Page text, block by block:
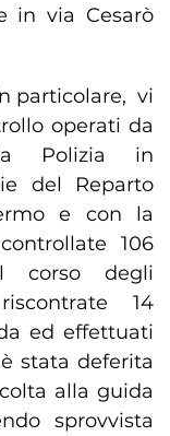
in via Cesarò
particolare, vi
operati da
Polizia in
del Reparto
e con la
106
corso degli
14
ed effettuati
stata deferita
alla guida
sprovvista